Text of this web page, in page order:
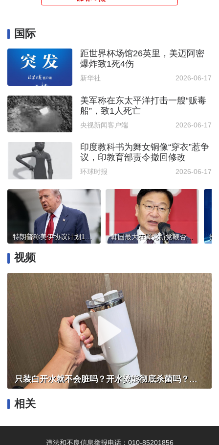
国际
距世界杯场馆26英里，美迈阿密
爆炸致1死4伤
新华社 2026-06-17
美军称在东太平洋打击一艘“贩毒
船”，致1人死亡
央视新闻客户端 2026-06-17
印度教科书为舞女铜像“穿衣”惹争
议，印教育部责令撤回修改
环球时报 2026-06-17
特朗普称美伊协议计划14日签署 韩国最大在野党新党鞭否认“亲尹”
视频
只装白开水就不会脏吗？开水烫能彻底杀菌吗？感控专家详解“吸管杯”藏菌真相｜都视频·热观察
相关
违法和不良信息举报电话：010-85201856